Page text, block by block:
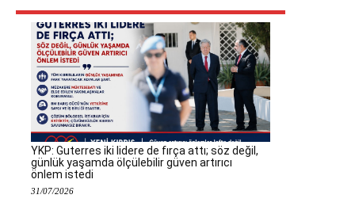
YKP: Guterres iki lidere de fırça attı; söz değil,
günlük yaşamda ölçülebilir güven artırıcı
önlem istedi
31/07/2026